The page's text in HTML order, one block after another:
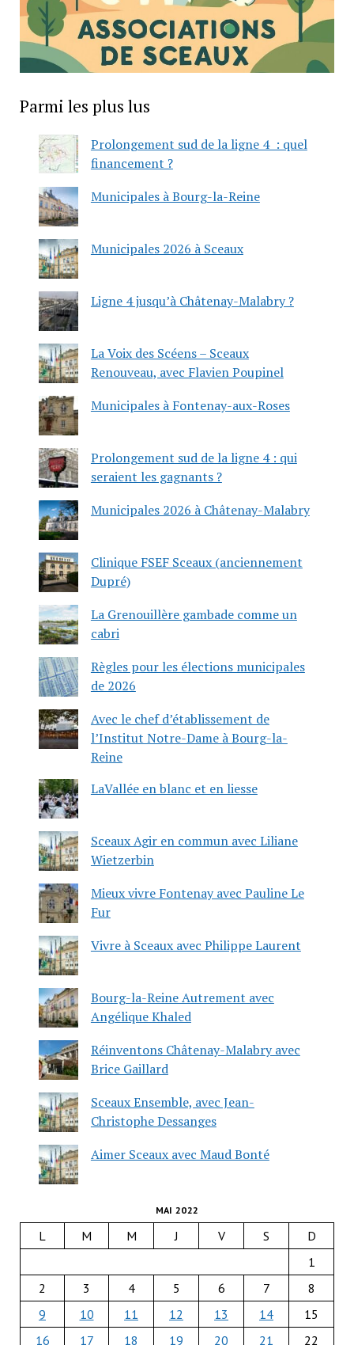
Parmi les plus lus
Prolongement sud de la ligne 4 : quel
financement ?
Municipales à Bourg-la-Reine
Municipales 2026 à Sceaux
Ligne 4 jusqu’à Châtenay-Malabry ?
La Voix des Scéens – Sceaux
Renouveau, avec Flavien Poupinel
Municipales à Fontenay-aux-Roses
Prolongement sud de la ligne 4 : qui
seraient les gagnants ?
Municipales 2026 à Châtenay-Malabry
Clinique FSEF Sceaux (anciennement
Dupré)
La Grenouillère gambade comme un
cabri
Règles pour les élections municipales
de 2026
Avec le chef d’établissement de
l’Institut Notre-Dame à Bourg-la-
Reine
LaVallée en blanc et en liesse
Sceaux Agir en commun avec Liliane
Wietzerbin
Mieux vivre Fontenay avec Pauline Le
Fur
Vivre à Sceaux avec Philippe Laurent
Bourg-la-Reine Autrement avec
Angélique Khaled
Réinventons Châtenay-Malabry avec
Brice Gaillard
Sceaux Ensemble, avec Jean-
Christophe Dessanges
Aimer Sceaux avec Maud Bonté
MAI 2022
L M M J V S
D
1
2
3 4 5 6 7
8
9
10 11 12 13 14
15
16
17 18 19 20 21 22